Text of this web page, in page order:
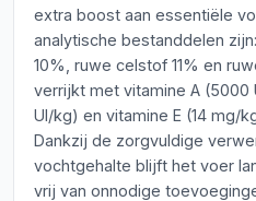
extra boost aan essentiële
analytische bestanddelen
10%, ruwe celstof 11% en
verrijkt met vitamine A (5000
UI/kg) en vitamine E (14 mg/
Dankzij de zorgvuldige
vochtgehalte blijft het voer
vrij van onnodige